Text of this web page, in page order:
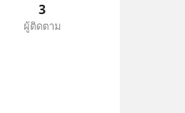
3
ผู้ติดตาม